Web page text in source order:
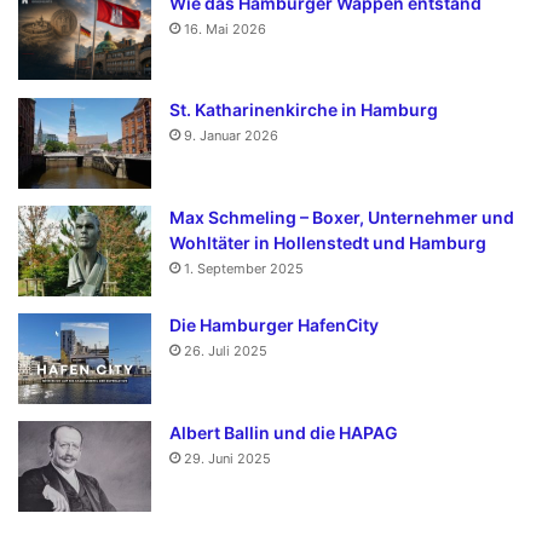
16. Mai 2026
St. Katharinenkirche in Hamburg
9. Januar 2026
Max Schmeling – Boxer, Unternehmer und
Wohltäter in Hollenstedt und Hamburg
1. September 2025
Die Hamburger HafenCity
26. Juli 2025
Albert Ballin und die HAPAG
29. Juni 2025